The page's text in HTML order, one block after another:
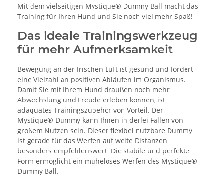
Mit dem vielseitigen Mystique® Dummy Ball macht das
Training für Ihren Hund und Sie noch viel mehr Spaß!
Das ideale Trainingswerkzeug
für mehr Aufmerksamkeit
Bewegung an der frischen Luft ist gesund und fördert
eine Vielzahl an positiven Abläufen im Organismus.
Damit Sie mit Ihrem Hund draußen noch mehr
Abwechslung und Freude erleben können, ist
adäquates Trainingszubehör von Vorteil. Der
Mystique® Dummy kann Ihnen in derlei Fällen von
großem Nutzen sein. Dieser flexibel nutzbare Dummy
ist gerade für das Werfen auf weite Distanzen
besonders empfehlenswert. Die stabile und perfekte
Form ermöglicht ein müheloses Werfen des Mystique®
Dummy Ball.